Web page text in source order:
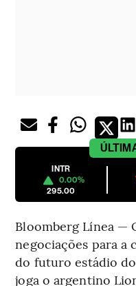
INTR
0.00%
295.00
Bloomberg Línea —
negociações para a
do futuro estádio
joga o argentino